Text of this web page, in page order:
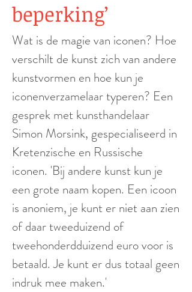
beperking’
Wat is de magie van iconen? Hoe
verschilt de kunst zich van andere
kunstvormen en hoe kun je
iconenverzamelaar typeren? Een
gesprek met kunsthandelaar
Simon Morsink, gespecialiseerd in
Kretenzische en Russische
iconen. 'Bij andere kunst kun je
een grote naam kopen. Een icoon
is anoniem, je kunt er niet aan zien
of daar tweeduizend of
tweehonderdduizend euro voor is
betaald. Je kunt er dus totaal geen
indruk mee maken.'